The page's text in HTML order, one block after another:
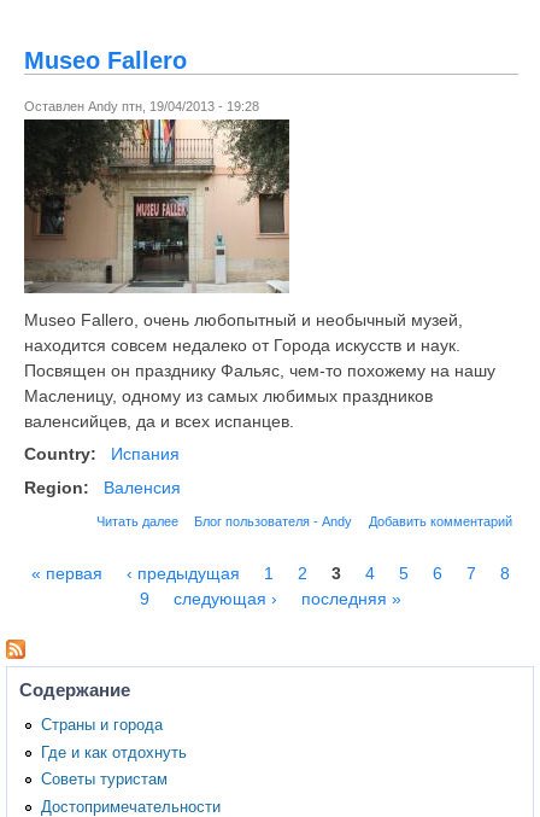
Museo Fallero
Оставлен Andy птн, 19/04/2013 - 19:28
Museo Fallero, очень любопытный и необычный музей,
находится совсем недалеко от Города искусств и наук.
Посвящен он празднику Фальяс, чем-то похожему на нашу
Масленицу, одному из самых любимых праздников
валенсийцев, да и всех испанцев.
Country:
Испания
Region:
Валенсия
Читать далее Блог пользователя - Andy Добавить комментарий
« первая ‹ предыдущая 1 2 3 4 5 6 7
8
9
следующая › последняя »
Содержание
Страны и города
Где и как отдохнуть
Советы туристам
Достопримечательности